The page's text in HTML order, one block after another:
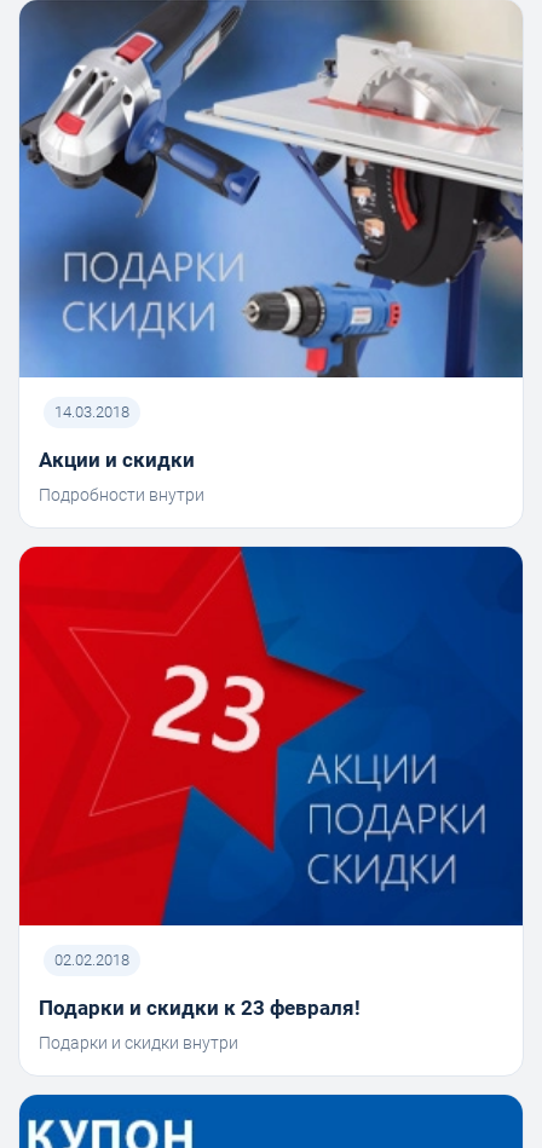
14.03.2018
Акции и скидки
Подробности внутри
02.02.2018
Подарки и скидки к 23 февраля!
Подарки и скидки внутри